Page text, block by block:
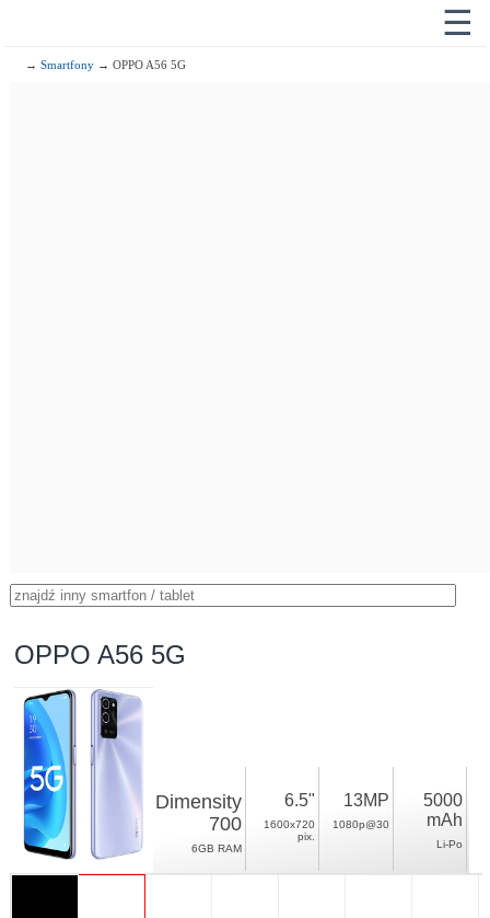
☰
→Smartfony → OPPO A56 5G
OPPO A56 5G
Dimensity
700
6GB RAM
6.5"
1600x720
pix.
13MP
1080p@30
5000
mAh
Li-Po